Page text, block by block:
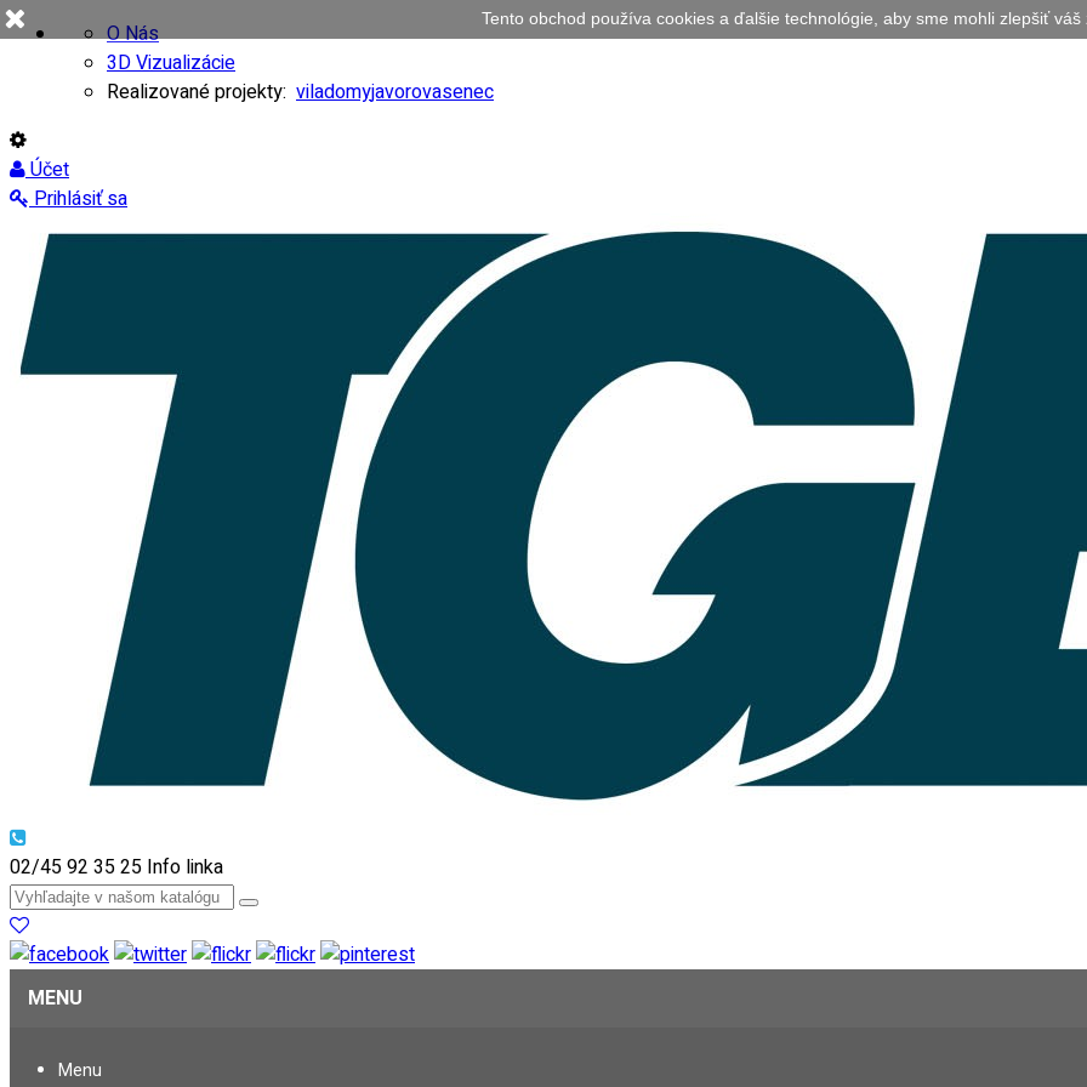
O Nás
3D Vizualizácie
Realizované projekty: viladomyjavorovasenec
Účet
Prihlásiť sa
02/45 92 35 25 Info linka
MENU
Menu
Tento obchod používa cookies a ďalšie technológie, aby sme mohli zlepšiť